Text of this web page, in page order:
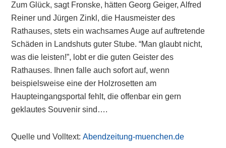
Zum Glück, sagt Fronske, hätten Georg Geiger, Alfred
Reiner und Jürgen Zinkl, die Hausmeister des
Rathauses, stets ein wachsames Auge auf auftretende
Schäden in Landshuts guter Stube. “Man glaubt nicht,
was die leisten!”, lobt er die guten Geister des
Rathauses. Ihnen falle auch sofort auf, wenn
beispielsweise eine der Holzrosetten am
Haupteingangsportal fehlt, die offenbar ein gern
geklautes Souvenir sind….
Quelle und Volltext:Abendzeitung-muenchen.de